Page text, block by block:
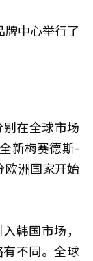
中心举行了
在全球市场
新梅赛德斯-
欧洲国家开始
韩国市场，
不同。全球